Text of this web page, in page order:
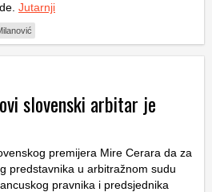
Jutarnji
slovenski arbitar je
premijera Mire Cerara da za
predstavnika u arbitražnom sudu
pravnika i predsjednika